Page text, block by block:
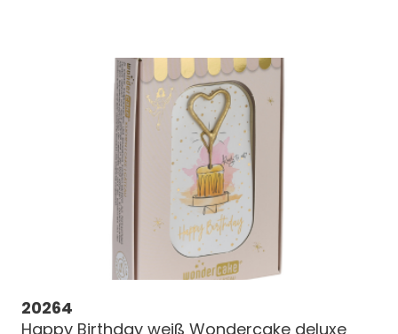
20264
Happy Birthday weiß Wondercake deluxe